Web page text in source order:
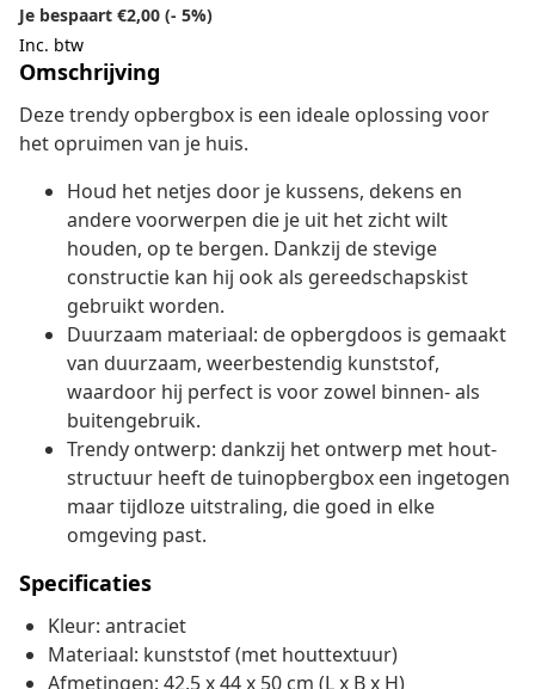
Je bespaart €2,00 (- 5%)
Inc. btw
Omschrijving
Deze trendy opbergbox is een ideale oplossing voor
het opruimen van je huis.
Houd het netjes door je kussens, dekens en
andere voorwerpen die je uit het zicht wilt
houden, op te bergen. Dankzij de stevige
constructie kan hij ook als gereedschapskist
gebruikt worden.
Duurzaam materiaal: de opbergdoos is gemaakt
van duurzaam, weerbestendig kunststof,
waardoor hij perfect is voor zowel binnen- als
buitengebruik.
Trendy ontwerp: dankzij het ontwerp met hout-
structuur heeft de tuinopbergbox een ingetogen
maar tijdloze uitstraling, die goed in elke
omgeving past.
Specificaties
Kleur: antraciet
Materiaal: kunststof (met houttextuur)
Afmetingen: 42,5 x 44 x 50 cm (L x B x H)